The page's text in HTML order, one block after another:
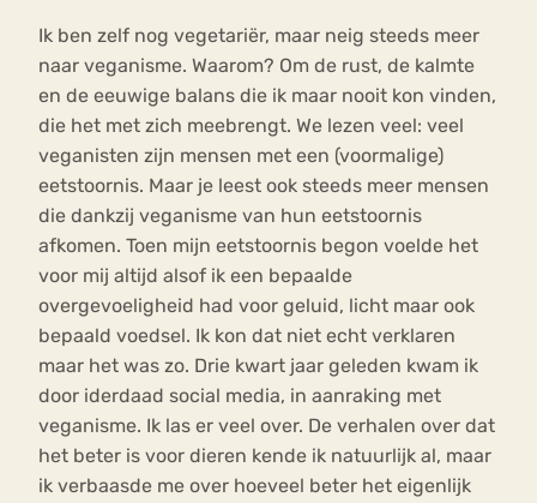
Ik ben zelf nog vegetariër, maar neig steeds meer
naar veganisme. Waarom? Om de rust, de kalmte
en de eeuwige balans die ik maar nooit kon vinden,
die het met zich meebrengt. We lezen veel: veel
veganisten zijn mensen met een (voormalige)
eetstoornis. Maar je leest ook steeds meer mensen
die dankzij veganisme van hun eetstoornis
afkomen. Toen mijn eetstoornis begon voelde het
voor mij altijd alsof ik een bepaalde
overgevoeligheid had voor geluid, licht maar ook
bepaald voedsel. Ik kon dat niet echt verklaren
maar het was zo. Drie kwart jaar geleden kwam ik
door iderdaad social media, in aanraking met
veganisme. Ik las er veel over. De verhalen over dat
het beter is voor dieren kende ik natuurlijk al, maar
ik verbaasde me over hoeveel beter het eigenlijk